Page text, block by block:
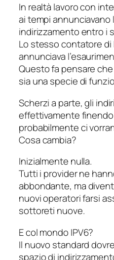
In realtà lavoro con
ai tempi
indirizzamento entro i
Lo stesso contatore di
annunciava
Questo fa pensare
sia una specie di
Scherzi a parte, gli
effettivamente
probabilmente ci
Cosa cambia?
Inizialmente nulla.
Tutti i provider ne
abbondante, ma
nuovi operatori farsi
sottoreti nuove.
E col mondo IPV6?
Il nuovo standard
spazio di